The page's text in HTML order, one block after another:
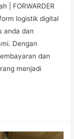
| FORWARDER
logistik digital
anda dan
Dengan
dan
menjadi